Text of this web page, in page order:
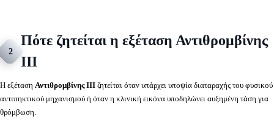
2
Πότε ζητείται η εξέταση Αντιθρομβίνης
ΙΙΙ
Η εξέταση Αντιθρομβίνης ΙΙΙ ζητείται όταν υπάρχει υποψία διαταραχής του φυσικού
αντιπηκτικού μηχανισμού ή όταν η κλινική εικόνα υποδηλώνει αυξημένη τάση για
θρόμβωση.